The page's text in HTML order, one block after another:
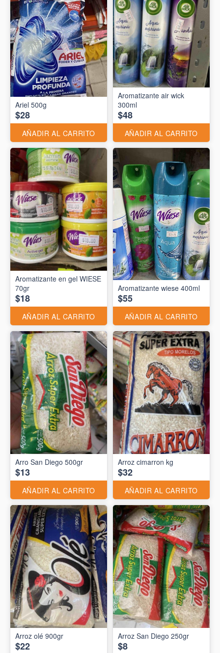
Ariel 500g
$28
AÑADIR AL CARRITO
Aromatizante air wick
300ml
$48
AÑADIR AL CARRITO
Aromatizante en gel WIESE
70gr
$18
AÑADIR AL CARRITO
Aromatizante wiese 400ml
$55
AÑADIR AL CARRITO
Arro San Diego 500gr
$13
AÑADIR AL CARRITO
Arroz cimarron kg
$32
AÑADIR AL CARRITO
Arroz olé 900gr
$22
Arroz San Diego 250gr
$8